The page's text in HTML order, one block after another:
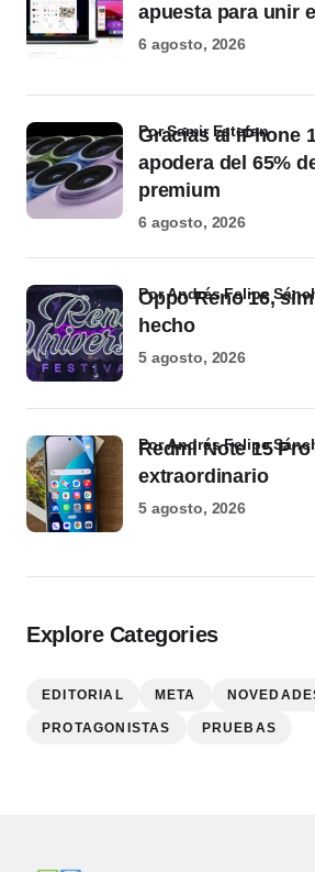
apuesta para unir
6 agosto, 2026
Gracias al iPhone
apodera del 65%
premium
por Samir Estefan
6 agosto, 2026
Oppo Reno 16,
hecho
por Andrés Felipe
5 agosto, 2026
Redmi Note 15
extraordinario
por Andrés Felipe
5 agosto, 2026
Explore Categories
EDITORIAL META
PROTAGONISTAS PRUEBAS